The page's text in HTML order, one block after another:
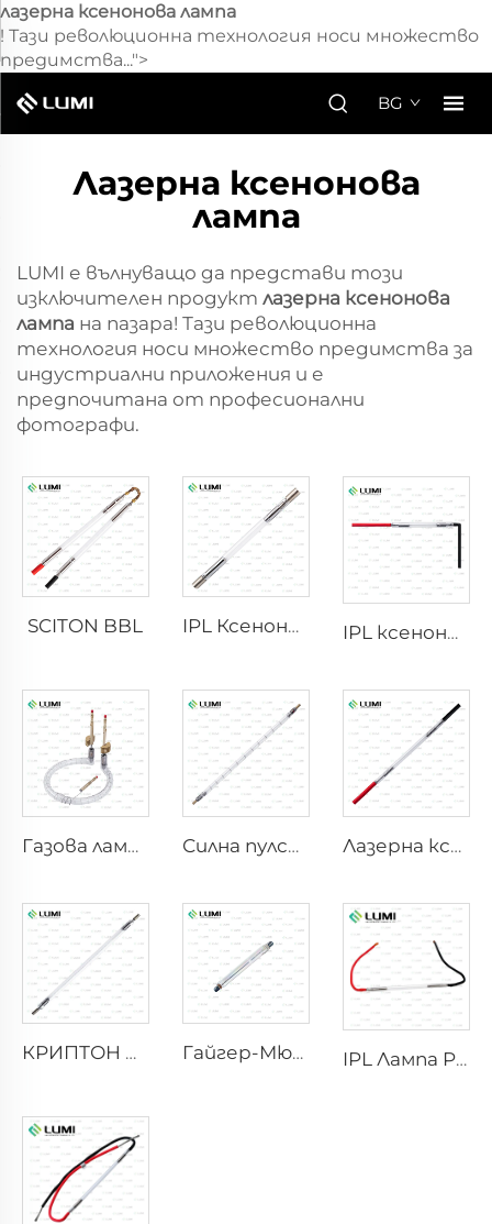
лазерна ксенонова лампа
! Тази революционна технология носи множество
предимства...">
BG
Лазерна ксенонова
лампа
LUMI е вълнуващо да представи този
изключителен продукт лазерна ксенонова
лампа на пазара! Тази революционна
технология носи множество предимства за
индустриални приложения и е
предпочитана от професионални
фотографи.
SCITON BBL IPL Ксенонова лампа P1640 – 7×47×110 mm IPL ксенонова лампа P1541 – 9×45×100 mm
Газова лампа симулатор на слънчева светлина D1200 – 10×110 mm Силна пулсова бактерицидна лампа L5590 – 9×250×300 mm Лазерна ксенонова лампа L2021-7×65×130 mm
КРИПТОН БЛИЦ Гайгер-Мюлер M4011 IPL Лампа P2021-7×65×130 mm